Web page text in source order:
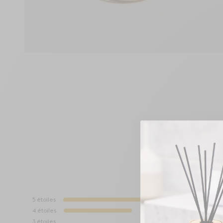
5 étoiles
4 étoiles
3 étoiles